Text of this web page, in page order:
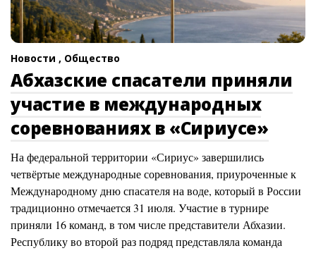
Новости , Общество
Абхазские спасатели приняли
участие в международных
соревнованиях в «Сириусе»
На федеральной территории «Сириус» завершились
четвёртые международные соревнования, приуроченные к
Международному дню спасателя на воде, который в России
традиционно отмечается 31 июля. Участие в турнире
приняли 16 команд, в том числе представители Абхазии.
Республику во второй раз подряд представляла команда